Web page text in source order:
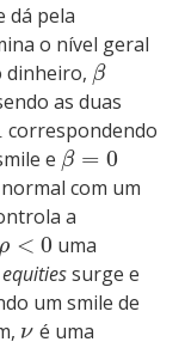
dá pela
o nível geral
β
as duas
correspondendo
e β = 0
com um
a
ρ < 0 uma
equitiessurge e
um smile de
ν é uma